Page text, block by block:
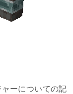
ーについての記